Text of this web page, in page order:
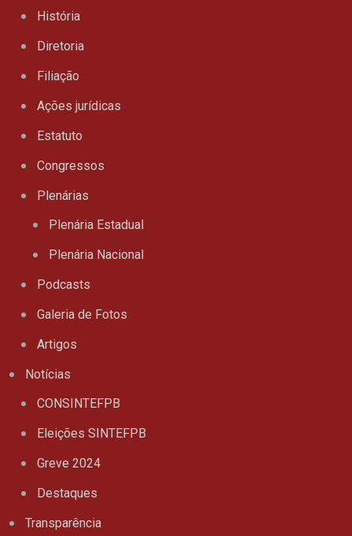
História
Diretoria
Filiação
Ações jurídicas
Estatuto
Congressos
Plenárias
Plenária Estadual
Plenária Nacional
Podcasts
Galeria de Fotos
Artigos
Notícias
CONSINTEFPB
Eleições SINTEFPB
Greve 2024
Destaques
Transparência